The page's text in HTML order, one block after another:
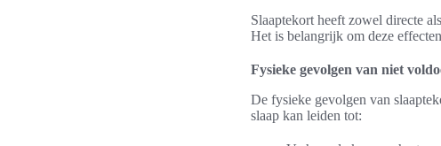
Slaaptekort heeft zowel directe
Het is belangrijk om deze
Fysieke gevolgen van niet
De fysieke gevolgen van
slaap kan leiden tot: